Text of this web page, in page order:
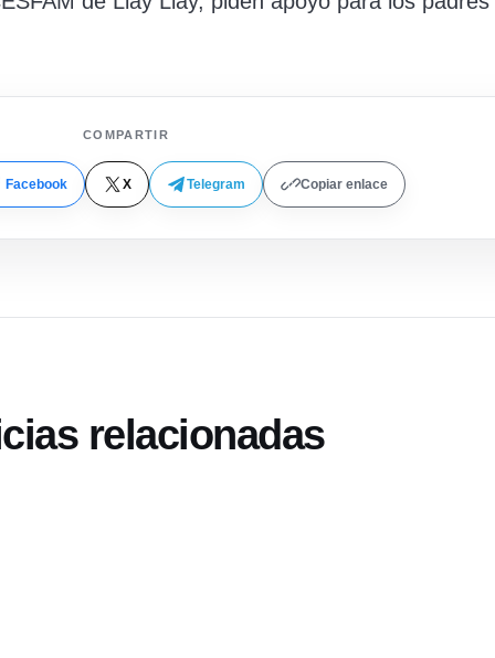
COMPARTIR
Facebook X Telegram Copiar enlace
relacionadas